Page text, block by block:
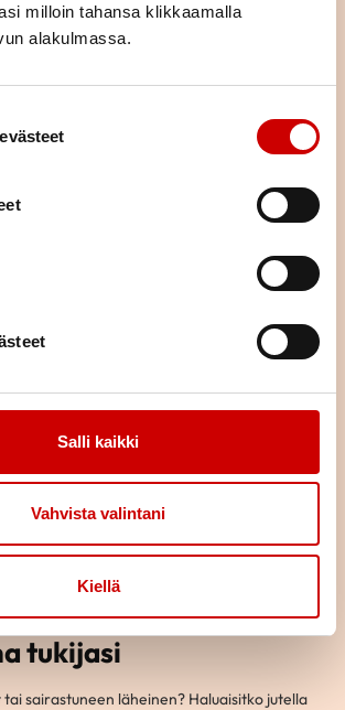
milloin tahansa klikkaamalla
alakulmassa.
Salli kaikki
Vahvista valintani
Kiellä
järjestämään toimintaa – ihan miten
tukijasi
sairastuneen läheinen? Haluaisitko jutella